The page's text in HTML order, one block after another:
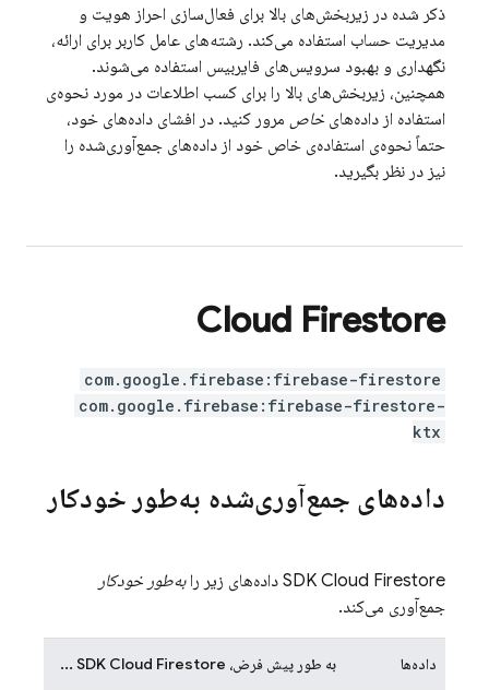
ذکر شده در زیربخش‌های بالا برای فعال‌سازی احراز هویت و
مدیریت حساب استفاده می‌کند. رشته‌های عامل کاربر برای ارائه،
نگهداری و بهبود سرویس‌های فایربیس استفاده می‌شوند.
همچنین، زیربخش‌های بالا را برای کسب اطلاعات در مورد نحوه‌ی
استفاده از داده‌های خاص مرور کنید. در افشای داده‌های خود،
حتماً نحوه‌ی استفاده‌ی خاص خود از داده‌های جمع‌آوری‌شده را
نیز در نظر بگیرید.
Cloud Firestore
com.google.firebase:firebase-firestore
com.google.firebase:firebase-firestore-
ktx
داده‌های جمع‌آوری‌شده به‌طور خودکار
SDK Cloud Firestore داده‌های زیر رابه‌طور خودکار
جمع‌آوری می‌کند.
داده‌ها به طور پیش فرض، SDK Cloud Firestore
...